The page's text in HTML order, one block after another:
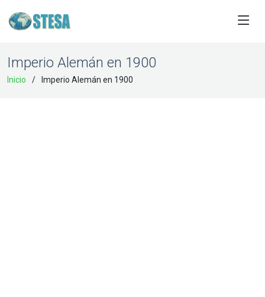
Imperio Alemán en 1900
Inicio Imperio Alemán en 1900